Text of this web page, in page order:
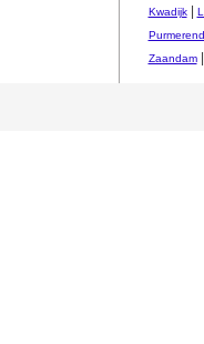
Kwadijk|
Purmerend
Zaandam